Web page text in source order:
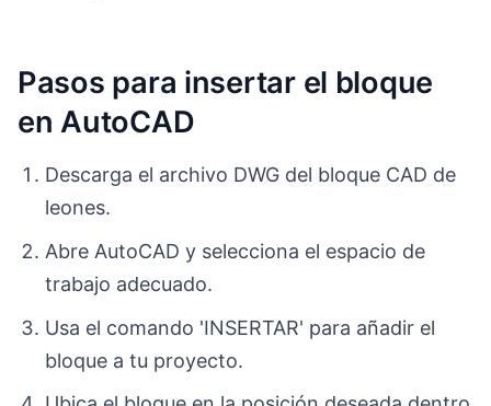
Pasos para insertar el bloque
en AutoCAD
Descarga el archivo DWG del bloque CAD de
leones.
Abre AutoCAD y selecciona el espacio de
trabajo adecuado.
Usa el comando 'INSERTAR' para añadir el
bloque a tu proyecto.